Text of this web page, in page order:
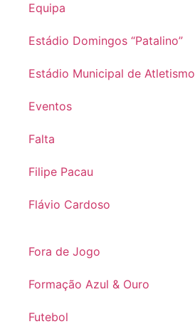
Equipa
Estádio Domingos “Patalino”
Estádio Municipal de Atletismo
Eventos
Falta
Filipe Pacau
Flávio Cardoso
Fora de Jogo
Formação Azul & Ouro
Futebol